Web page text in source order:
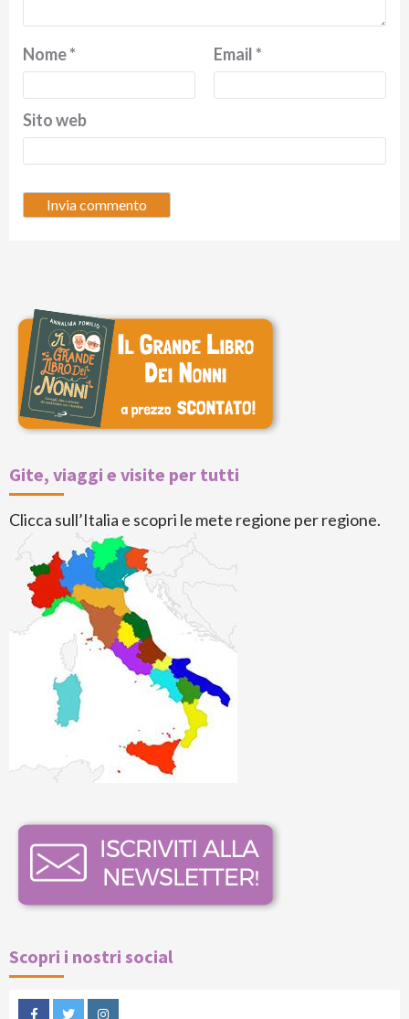
Nome* Email*
Sito web
Gite, viaggi e visite per tutti
Clicca sull’Italia e scopri le mete regione per regione.
Scopri i nostri social